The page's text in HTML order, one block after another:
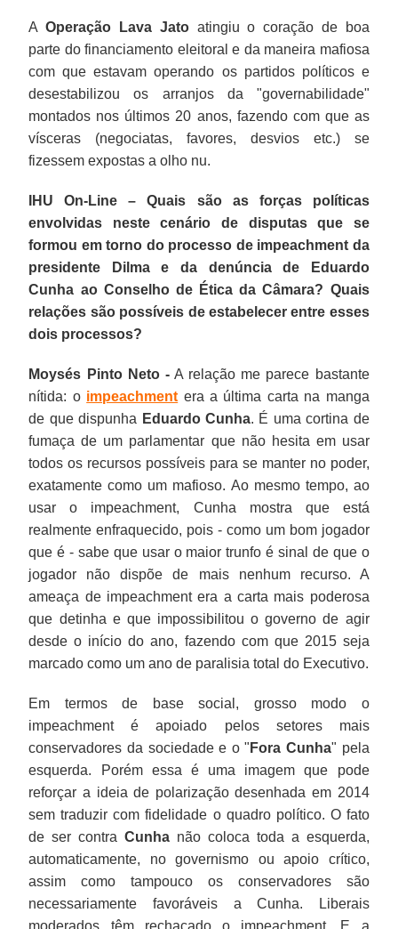
AOperação Lava Jatoatingiu o coração de boa
parte do financiamento eleitoral e da maneira mafiosa
com que estavam operando os partidos políticos e
desestabilizou os arranjos da "governabilidade"
montados nos últimos 20 anos, fazendo com que as
vísceras (negociatas, favores, desvios etc.) se
fizessem expostas a olho nu.
IHU On-Line – Quais são as forças políticas
envolvidas neste cenário de disputas que se
formou em torno do processo de impeachment da
presidente Dilma e da denúncia de Eduardo
Cunha ao Conselho de Ética da Câmara? Quais
relações são possíveis de estabelecer entre esses
dois processos?
Moysés Pinto Neto -A relação me parece bastante
nítida: o impeachment era a última carta na manga
de que dispunha Eduardo Cunha. É uma cortina de
fumaça de um parlamentar que não hesita em usar
todos os recursos possíveis para se manter no poder,
exatamente como um mafioso. Ao mesmo tempo, ao
usar o impeachment, Cunha mostra que está
realmente enfraquecido, pois - como um bom jogador
que é - sabe que usar o maior trunfo é sinal de que o
jogador não dispõe de mais nenhum recurso. A
ameaça de impeachment era a carta mais poderosa
que detinha e que impossibilitou o governo de agir
desde o início do ano, fazendo com que 2015 seja
marcado como um ano de paralisia total do Executivo.
Em termos de base social, grosso modo o
impeachment é apoiado pelos setores mais
conservadores da sociedade e o " Fora Cunha" pela
esquerda. Porém essa é uma imagem que pode
reforçar a ideia de polarização desenhada em 2014
sem traduzir com fidelidade o quadro político. O fato
de ser contraCunha não coloca toda a esquerda,
automaticamente, no governismo ou apoio crítico,
assim como tampouco os conservadores são
necessariamente favoráveis a Cunha. Liberais
moderados têm rechaçado o impeachment. E a